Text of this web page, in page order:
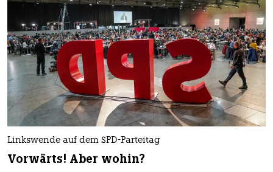
Linkswende auf dem SPD-Parteitag
Vorwärts! Aber wohin?